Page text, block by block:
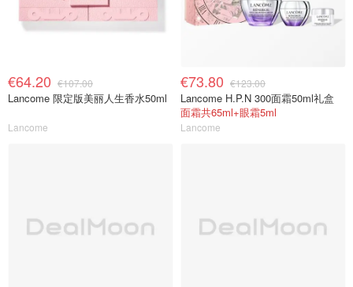
€64.20 €107.00
Lancome 限定版美丽人生香水50ml
Lancome
€73.80 €123.00
Lancome H.P.N 300面霜50ml礼盒
面霜共65ml+眼霜5ml
Lancome